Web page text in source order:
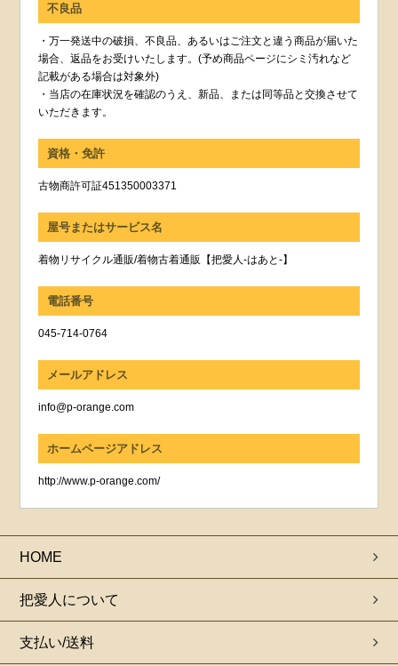
不良品
・万一発送中の破損、不良品、あるいはご注文と違う商品が届いた
場合、返品をお受けいたします。(予め商品ページにシミ汚れなど
記載がある場合は対象外)
・当店の在庫状況を確認のうえ、新品、または同等品と交換させて
いただきます。
資格・免許
古物商許可証451350003371
屋号またはサービス名
着物リサイクル通販/着物古着通販【把愛人-はあと-】
電話番号
045-714-0764
メールアドレス
info@p-orange.com
ホームページアドレス
http://www.p-orange.com/
HOME
把愛人について
支払い/送料